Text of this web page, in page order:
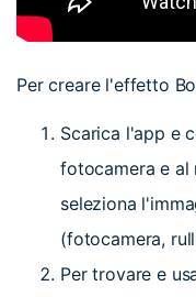
Per creare l'effetto
Scarica l'app e
fotocamera e
seleziona
(fotocamera,
Per trovare e